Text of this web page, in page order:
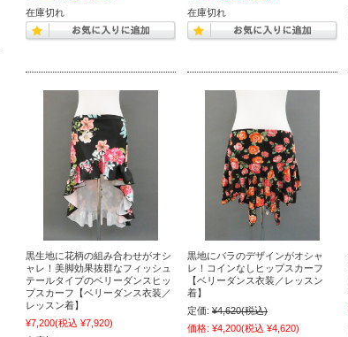
在庫切れ
在庫切れ
黒生地に花柄の組み合わせがオシ
ャレ！美脚効果抜群なフィッシュ
テールタイプのベリーダンスヒッ
プスカーフ【ベリーダンス衣装／
レッスン着】
¥7,200(税込 ¥7,920)
黒地にバラのデザインがオシャ
レ！コインなしヒップスカーフ
【ベリーダンス衣装／レッスン
着】
定価: ¥4,620(税込)
価格: ¥4,200(税込 ¥4,620)